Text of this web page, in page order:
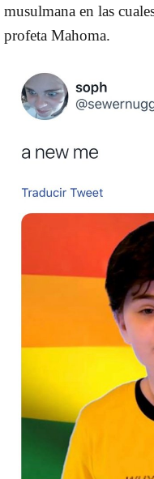
musulmana en las
profeta Mahoma.